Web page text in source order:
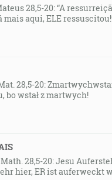
28,5-20: “A
mais aqui, ELE
28,5-20:
bo wstał z martwych!
28,5-20: Jesu
hier, ER ist auferweckt